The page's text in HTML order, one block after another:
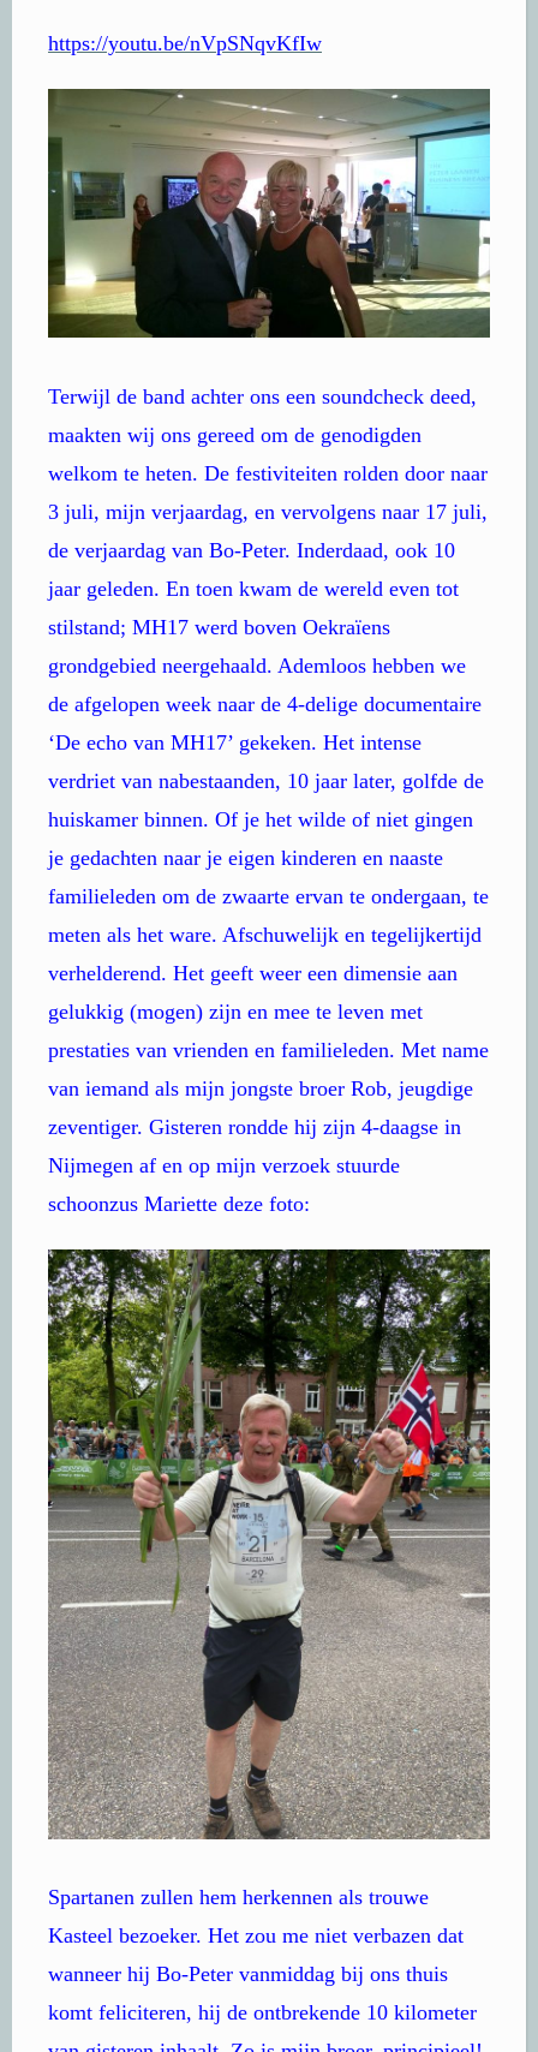
https://youtu.be/nVpSNqvKfIw
Terwijl de band achter ons een soundcheck deed,
maakten wij ons gereed om de genodigden
welkom te heten. De festiviteiten rolden door naar
3 juli, mijn verjaardag, en vervolgens naar 17 juli,
de verjaardag van Bo-Peter. Inderdaad, ook 10
jaar geleden. En toen kwam de wereld even tot
stilstand; MH17 werd boven Oekraïens
grondgebied neergehaald. Ademloos hebben we
de afgelopen week naar de 4-delige documentaire
‘De echo van MH17’ gekeken. Het intense
verdriet van nabestaanden, 10 jaar later, golfde de
huiskamer binnen. Of je het wilde of niet gingen
je gedachten naar je eigen kinderen en naaste
familieleden om de zwaarte ervan te ondergaan, te
meten als het ware. Afschuwelijk en tegelijkertijd
verhelderend. Het geeft weer een dimensie aan
gelukkig (mogen) zijn en mee te leven met
prestaties van vrienden en familieleden. Met name
van iemand als mijn jongste broer Rob, jeugdige
zeventiger. Gisteren rondde hij zijn 4-daagse in
Nijmegen af en op mijn verzoek stuurde
schoonzus Mariette deze foto:
Spartanen zullen hem herkennen als trouwe
Kasteel bezoeker. Het zou me niet verbazen dat
wanneer hij Bo-Peter vanmiddag bij ons thuis
komt feliciteren, hij de ontbrekende 10 kilometer